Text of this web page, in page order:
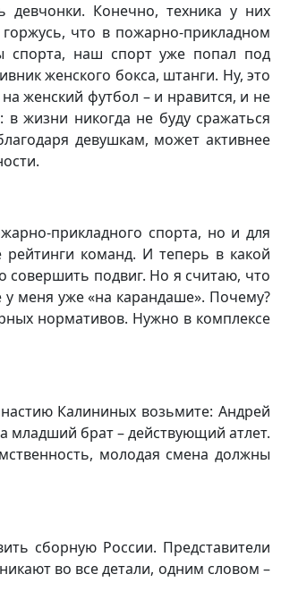
Конечно, техника у них
горжусь, что в пожарно-прикладном
спорта, наш спорт уже попал под
женского бокса, штанги. Ну, это
женский футбол – и нравится, и не
жизни никогда не буду сражаться
девушкам, может активнее
прикладного спорта, но и для
команд. И теперь в какой
совершить подвиг. Но я считаю, что
у меня уже «на карандаше». Почему?
нормативов. Нужно в комплексе
Калининых возьмите: Андрей
младший брат – действующий атлет.
молодая смена должны
сборную России. Представители
во все детали, одним словом –